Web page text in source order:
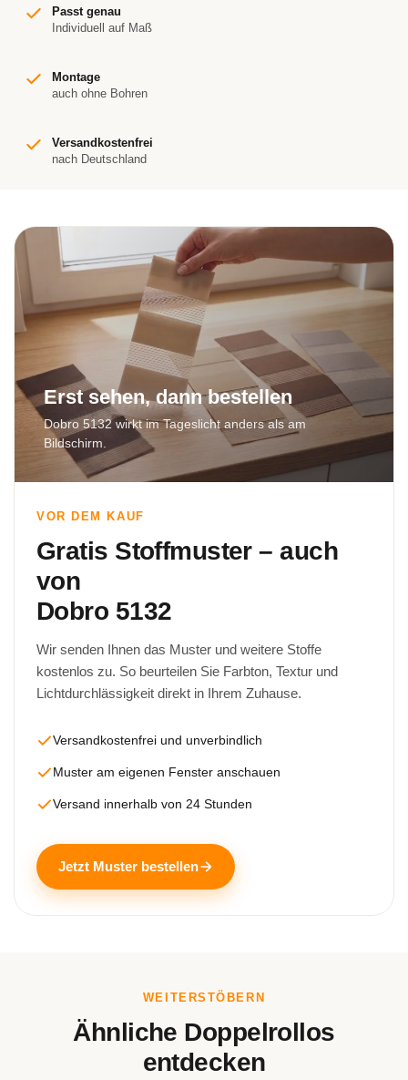
Passt genau
Individuell auf Maß
Montage
auch ohne Bohren
Versandkostenfrei
nach Deutschland
Erst sehen, dann bestellen
Dobro 5132 wirkt im Tageslicht anders als am
Bildschirm.
VOR DEM KAUF
Gratis Stoffmuster – auch
von
Dobro 5132
Wir senden Ihnen das Muster und weitere Stoffe
kostenlos zu. So beurteilen Sie Farbton, Textur und
Lichtdurchlässigkeit direkt in Ihrem Zuhause.
Versandkostenfrei und unverbindlich
Muster am eigenen Fenster anschauen
Versand innerhalb von 24 Stunden
Jetzt Muster bestellen
WEITERSTÖBERN
Ähnliche Doppelrollos
entdecken